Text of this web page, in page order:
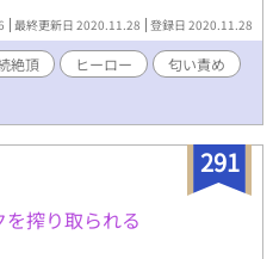
最終更新日 2020.11.28 登録日 2020.11.28
絶頂 ヒーロー
匂い責め
291
搾り取られる